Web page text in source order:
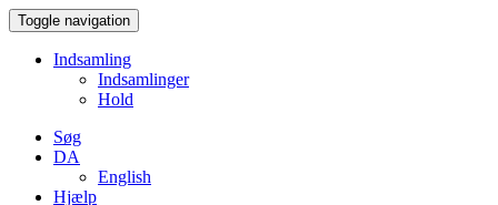
Toggle navigation
Indsamling
Indsamlinger
Hold
Søg
DA
English
Hjælp